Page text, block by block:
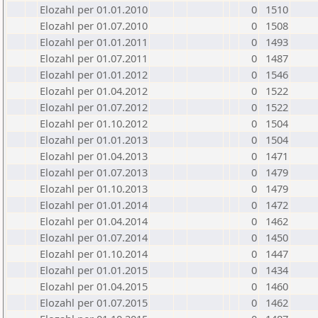
Elozahl per 01.01.2010
0
1510
Elozahl per 01.07.2010
0
1508
Elozahl per 01.01.2011
0
1493
Elozahl per 01.07.2011
0
1487
Elozahl per 01.01.2012
0
1546
Elozahl per 01.04.2012
0
1522
Elozahl per 01.07.2012
0
1522
Elozahl per 01.10.2012
0
1504
Elozahl per 01.01.2013
0
1504
Elozahl per 01.04.2013
0
1471
Elozahl per 01.07.2013
0
1479
Elozahl per 01.10.2013
0
1479
Elozahl per 01.01.2014
0
1472
Elozahl per 01.04.2014
0
1462
Elozahl per 01.07.2014
0
1450
Elozahl per 01.10.2014
0
1447
Elozahl per 01.01.2015
0
1434
Elozahl per 01.04.2015
0
1460
Elozahl per 01.07.2015
0
1462